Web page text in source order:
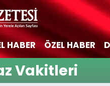
HABER ÖZEL HABER
Vakitleri